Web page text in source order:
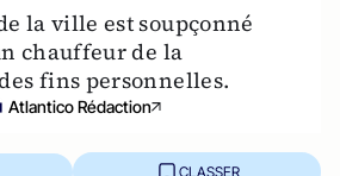
la ville est soupçonné
chauffeur de la
fins personnelles.
Atlantico Rédaction
CLASSER